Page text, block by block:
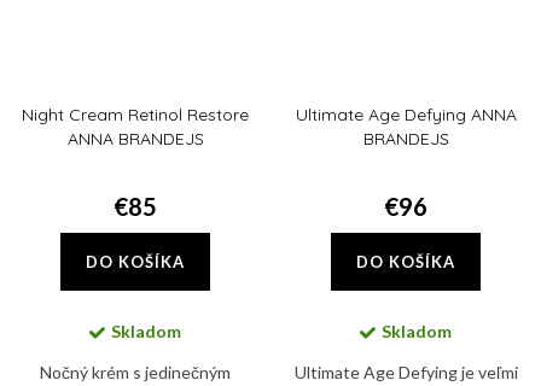
Night Cream Retinol Restore
ANNA BRANDEJS
€85
DO KOŠÍKA
Skladom
Nočný krém s jedinečným
Ultimate Age Defying ANNA
BRANDEJS
€96
DO KOŠÍKA
Skladom
Ultimate Age Defying je veľmi